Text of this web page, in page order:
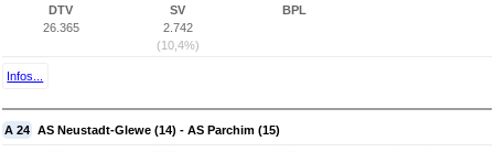
DTV
26.365
SV
2.742
(10,4%)
BPL
Infos...
A 24 AS Neustadt-Glewe (14) - AS Parchim (15)